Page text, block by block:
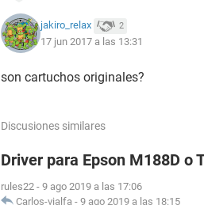
jakiro_relax 2
17 jun 2017 a las 13:31
son cartuchos originales?
Discusiones similares
Driver para Epson M188D o
rules22 - 9 ago 2019 a las 17:06
Carlos-vialfa - 9 ago 2019 a las 18:15